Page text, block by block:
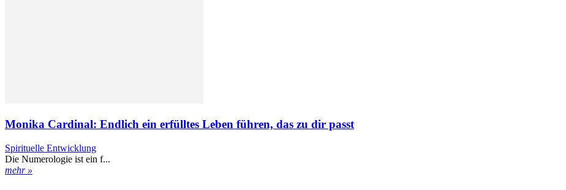
Monika Cardinal: Endlich ein erfülltes Leben führen, das zu dir passt
Spirituelle Entwicklung
Die Numerologie ist ein f...
mehr »